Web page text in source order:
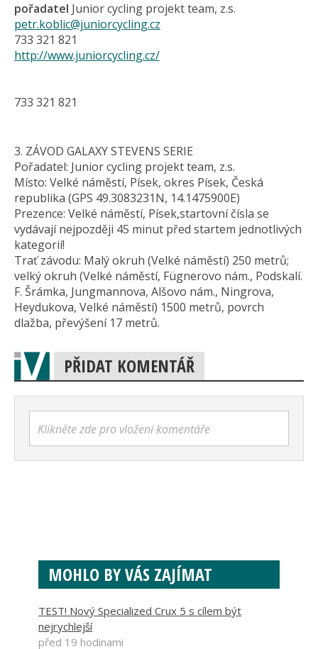
pořadatel Junior cycling projekt team, z.s.
petr.koblic@juniorcycling.cz
733 321 821
http://www.juniorcycling.cz/
733 321 821
3. ZÁVOD GALAXY STEVENS SERIE
Pořadatel: Junior cycling projekt team, z.s.
Místo: Velké náměstí, Písek, okres Písek, Česká
republika (GPS 49.3083231N, 14.1475900E)
Prezence: Velké náměstí, Písek,startovní čísla se
vydávají nejpozději 45 minut před startem jednotlivých
kategorií!
Trať závodu: Malý okruh (Velké náměstí) 250 metrů;
velký okruh (Velké náměstí, Fügnerovo nám., Podskalí.
F. Šrámka, Jungmannova, Alšovo nám., Ningrova,
Heydukova, Velké náměstí) 1500 metrů, povrch
dlažba, převýšení 17 metrů.
PŘIDAT KOMENTÁŘ
Klikněte zde pro vložení komentáře
MOHLO BY VÁS ZAJÍMAT
TEST! Nový Specialized Crux 5 s cílem být
nejrychlejší
před 19 hodinami